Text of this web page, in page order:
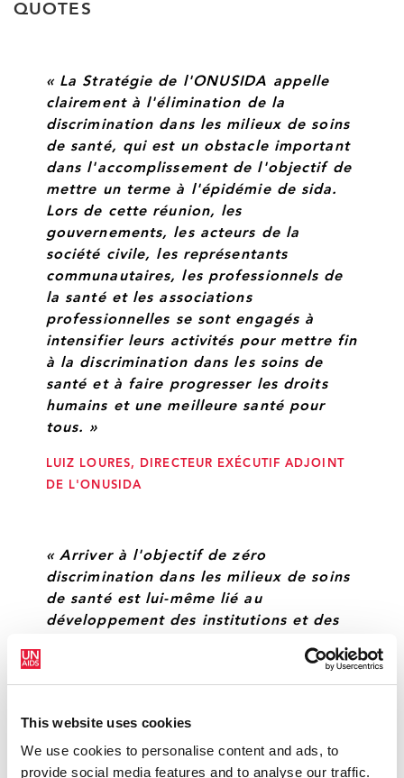
This website uses cookies
We use cookies to personalise content and ads, to
provide social media features and to analyse our traffic.
QUOTES
« La Stratégie de l'ONUSIDA appelle
clairement à l'élimination de la
discrimination dans les milieux de soins
de santé, qui est un obstacle important
dans l'accomplissement de l'objectif de
mettre un terme à l'épidémie de sida.
Lors de cette réunion, les
gouvernements, les acteurs de la
société civile, les représentants
communautaires, les professionnels de
la santé et les associations
professionnelles se sont engagés à
intensifier leurs activités pour mettre fin
à la discrimination dans les soins de
santé et à faire progresser les droits
humains et une meilleure santé pour
tous. »
LUIZ LOURES, DIRECTEUR EXÉCUTIF ADJOINT
DE L'ONUSIDA
« Arriver à l'objectif de zéro
discrimination dans les milieux de soins
de santé est lui-même lié au
développement des institutions et des
services de santé justes axés sur les
personnes. Cela nécessite l'accès à une
professionnels de la santé bien pris en
charge avec un ensemble de bases
minimum de compétences. La prochaine